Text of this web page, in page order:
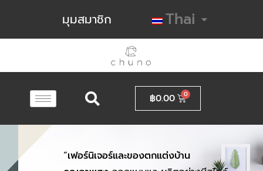
มุมสมาชิก Thai
฿0.00
“เฟอร์นิเจอร์และของตกแต่งบ้าน